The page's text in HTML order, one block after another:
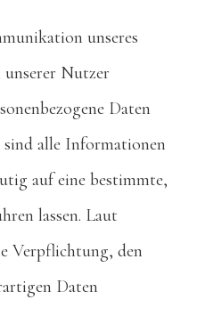
unseres
unserer Nutzer
Daten
sind alle Informationen
auf eine bestimmte,
lassen. Laut
Verpflichtung, den
Daten